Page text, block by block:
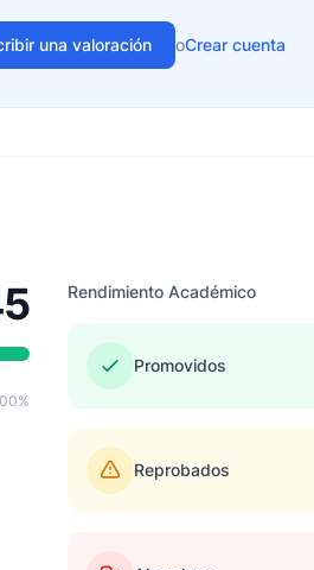
una valoración oCrear cuenta
Rendimiento Académico
Promovidos
Reprobados